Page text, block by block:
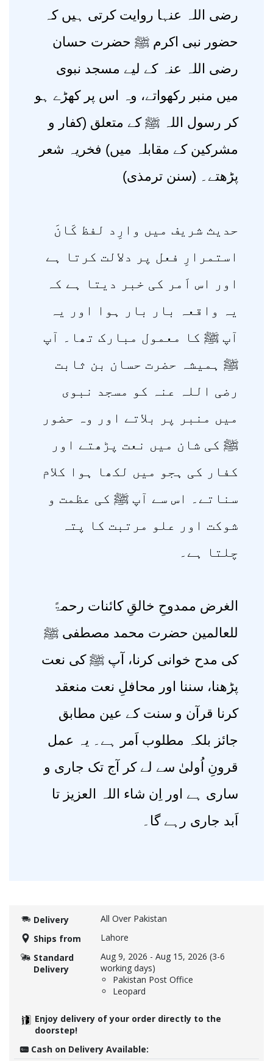
رضی اللہ عنہا روایت کرتی ہیں کہ
حضور نبی اکرم ﷺ حضرت حسان
رضی اللہ عنہ کے لیے مسجد نبوی
میں منبر رکھواتے، وہ اس پر کھڑے ہو
کر رسول اللہ ﷺ کے متعلق (کفار و
مشرکین کے مقابلہ میں) فخریہ شعر
پڑھتے۔ (سنن ترمذی)
حدیث شریف میں وارِد لفظ کَانَ
استمرارِ فعل پر دلالت کرتا ہے
اور اس اَمر کی خبر دیتا ہے کہ
یہ واقعہ بار بار ہوا اور یہ
آپ ﷺ کا معمول مبارک تھا۔ آپ
ﷺ ہمیشہ حضرت حسان بن ثابت
رضی اللہ عنہ کو مسجد نبوی
میں منبر پر بلاتے اور وہ حضور
ﷺ کی شان میں نعت پڑھتے اور
کفار کی ہجو میں لکھا ہوا کلام
سناتے۔ اس سے آپ ﷺ کی عظمت و
شوکت اور علو مرتبت کا پتہ
چلتا ہے۔
الغرض ممدوحِ خالقِ کائنات رحمۃً
للعالمین حضرت محمد مصطفی ﷺ
کی مدح خوانی کرنا، آپ ﷺ کی نعت
پڑھنا، سننا اور محافلِ نعت منعقد
کرنا قرآن و سنت کے عین مطابق
جائز بلکہ مطلوب اَمر ہے۔ یہ عمل
قرونِ اُولیٰ سے لے کر آج تک جاری و
ساری ہے اور اِن شاء اللہ العزیز تا
اَبد جاری رہے گا۔
Delivery
All Over Pakistan
Ships from
Lahore
Standard
Delivery
Aug 9, 2026 - Aug 15, 2026 (3-6
working days)
Pakistan Post Office
Leopard
Enjoy delivery of your order directly to the
doorstep!
Cash on Delivery Available: